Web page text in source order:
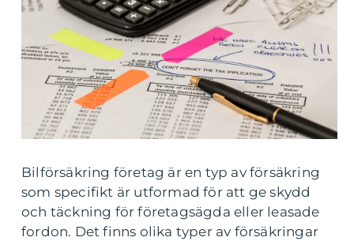
Bilförsäkring företag är en typ av försäkring
som specifikt är utformad för att ge skydd
och täckning för företagsägda eller leasade
fordon. Det finns olika typer av försäkringar